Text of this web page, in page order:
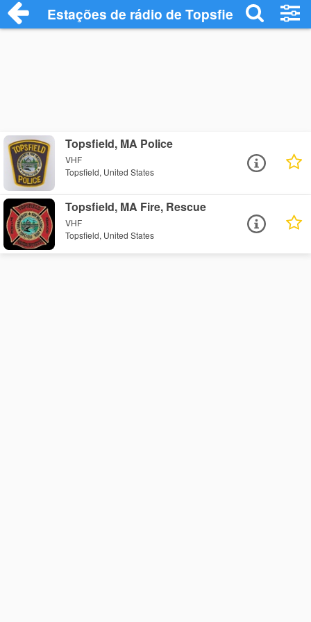
Estações de rádio de Topsfield - Ouça
Topsfield, MA Police
VHF
Topsfield, United States
Topsfield, MA Fire, Rescue
VHF
Topsfield, United States